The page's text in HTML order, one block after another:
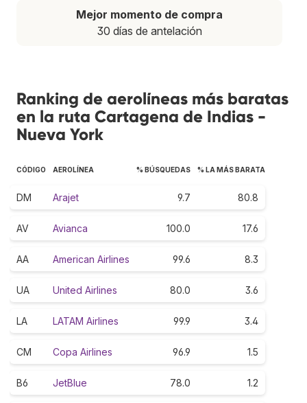
Mejor momento de compra
30 días de antelación
Ranking de aerolíneas más baratas
en la ruta Cartagena de Indias -
Nueva York
CÓDIGO AEROLÍNEA % BÚSQUEDAS % LA MÁS BARATA
DM Arajet 9.7 80.8
AV Avianca 100.0 17.6
AA American Airlines 99.6 8.3
UA United Airlines 80.0 3.6
LA LATAM Airlines 99.9 3.4
CM Copa Airlines 96.9 1.5
B6 JetBlue 78.0 1.2